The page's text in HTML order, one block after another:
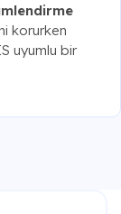
korurken
uyumlu bir